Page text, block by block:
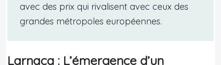
avec des prix qui rivalisent avec ceux des
grandes métropoles européennes.
Larnaca : L’émergence d’un